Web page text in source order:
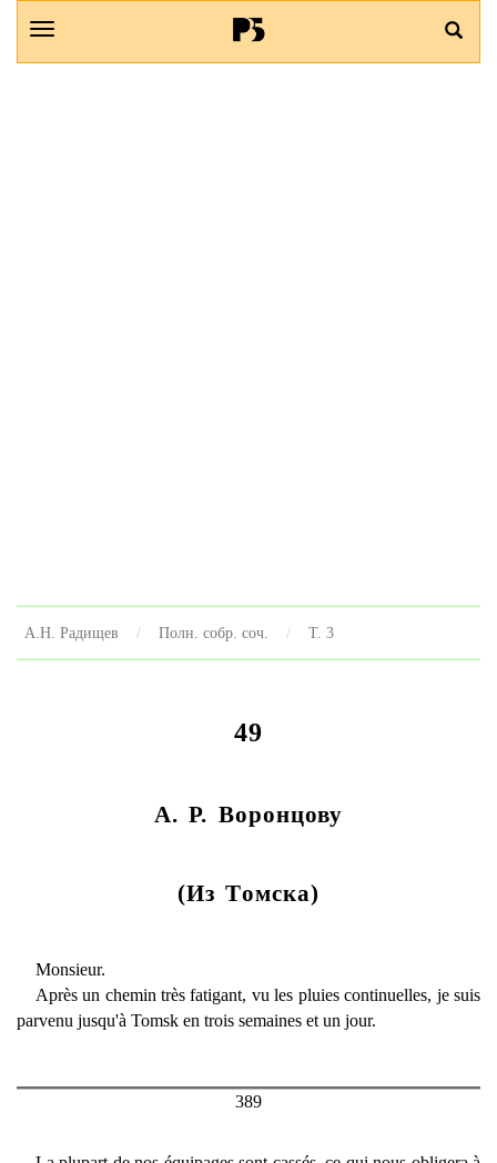
А.Н. Радищев Полн. собр. соч. Т. 3
49
А. Р. Воронцову
(Из Томска)
Monsieur.
Après un chemin très fatigant, vu les pluies continuelles, je suis
parvenu jusqu'à Tomsk en trois semaines et un jour.
389